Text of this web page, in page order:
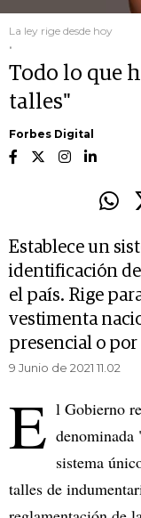
La ley rige desde hoy
.
Todo lo que
talles"
Forbes Digital
Establece un
identificación
el país. Rige
vestimenta
presencial o
9 Junio de 2021 11.02
E l Gobierno
denominada
sistema
talles de